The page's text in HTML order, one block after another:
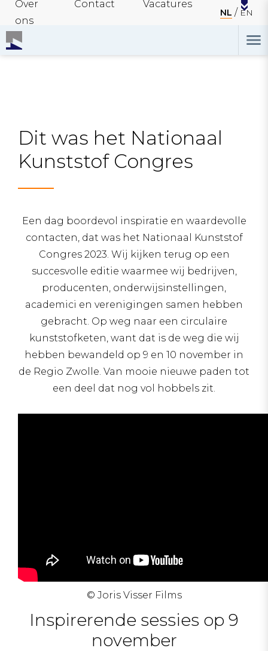
Over
ons
Contact Vacatures
NL EN
Dit was het Nationaal
Kunststof Congres
Een dag boordevol inspiratie en waardevolle
contacten, dat was het Nationaal Kunststof
Congres 2023. Wij kijken terug op een
succesvolle editie waarmee wij bedrijven,
producenten, onderwijsinstellingen,
academici en verenigingen samen hebben
gebracht. Op weg naar een circulaire
kunststofketen, want dat is de weg die wij
hebben bewandeld op 9 en 10 november in
de Regio Zwolle. Van mooie nieuwe paden tot
een deel dat nog vol hobbels zit.
© Joris Visser Films
Inspirerende sessies op 9
november